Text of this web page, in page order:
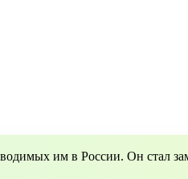
им в России. Он стал